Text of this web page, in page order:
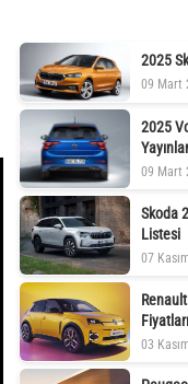
2025
09 Mart
2025
09 Mart
Skoda
Listesi
07
Fiyatları
03